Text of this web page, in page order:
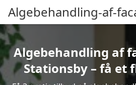
Algebehandling-af-
Algebehandling af
Stationsby – få et